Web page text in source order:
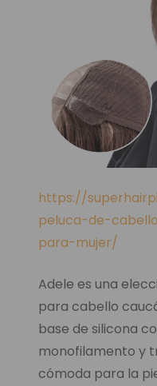
https://
peluca-de-
para-mujer/
Adele es una
para cabello
base de silicona
monofilamento y
cómoda para la